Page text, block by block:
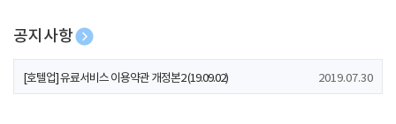
공지사항
[호텔업] 개인정보 처리방침 개정본1 (19.09.02)
[호텔업] 유료서비스 이용약관 개정본2 (19.09.02) 2019.07.30